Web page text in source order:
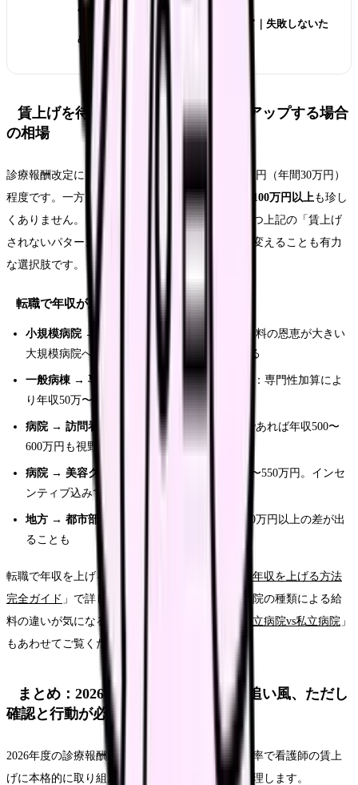
あわせて読みたい
【2026年版】看護師転職の完全ガイド｜失敗しないた
めの全知識
賃上げを待つよりも——転職で年収アップする場合
の相場
診療報酬改定による賃上げは、良くても月額2.5万円（年間30万円）
程度です。一方、
転職による年収アップは50万〜100万円以上 も珍し
くありません。もし現在の給与に不満があり、かつ上記の「賃上げ
されないパターン」に該当しているなら、環境を変えることも有力
な選択肢です。
転職で年収が上がりやすいケース
小規模病院 → 大規模病院
：ベースアップ評価料の恩恵が大きい
大規模病院へ移ることで、基本給自体が上がる
一般病棟 → 専門領域（ICU・オペ室・救急）
：専門性加算によ
り年収50万〜80万円アップの事例が多い
病院 → 訪問看護ステーション
：管理者候補であれば年収500〜
600万円も視野に
病院 → 美容クリニック
：日勤のみで年収450〜550万円。インセ
ンティブ込みで600万円超の求人もある
地方 → 都市部
：基本給の地域差により年収50万円以上の差が出
ることも
転職で年収を上げるためのポイントは「
看護師の年収を上げる方法
完全ガイド 」で詳しく解説しています。また、病院の種類による給
料の違いが気になる方は「
看護師の給料比較｜公立病院vs私立病院 」
もあわせてご覧ください。
まとめ：2026年度は看護師にとって追い風、ただし
確認と行動が必要
2026年度の診療報酬改定は、30年ぶりの高い改定率で看護師の賃上
げに本格的に取り組んだ改定です。ポイントを整理します。